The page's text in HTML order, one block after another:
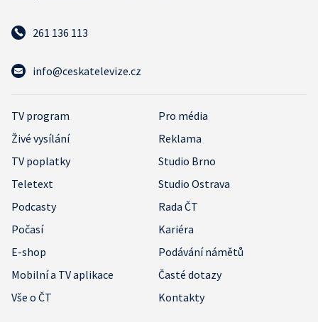
261 136 113
info@ceskatelevize.cz
TV program
Pro média
Živé vysílání
Reklama
TV poplatky
Studio Brno
Teletext
Studio Ostrava
Podcasty
Rada ČT
Počasí
Kariéra
E-shop
Podávání námětů
Mobilní a TV aplikace
Časté dotazy
Vše o ČT
Kontakty